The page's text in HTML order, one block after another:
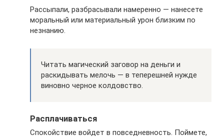
Рассыпали, разбрасывали намеренно — нанесете
моральный или материальный урон близким по
незнанию.
Читать магический заговор на деньги и
раскидывать мелочь — в теперешней нужде
виновно черное колдовство.
Расплачиваться
Спокойствие войдет в повседневность. Поймете,